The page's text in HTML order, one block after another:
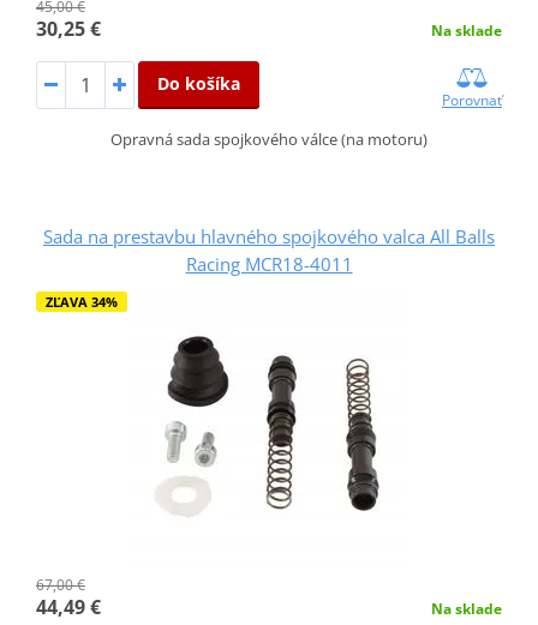
45,00 €
30,25 € Na sklade
Do košíka
Porovnať
Opravná sada spojkového válce (na motoru)
Sada na prestavbu hlavného spojkového valca All Balls
Racing MCR18-4011
ZĽAVA 34%
67,00 €
44,49 € Na sklade